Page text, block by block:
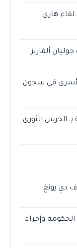
لقاء هاري
ألفاريز
الأسرى في سجون
الحرس الثوري
دي يونغ
وإجراء